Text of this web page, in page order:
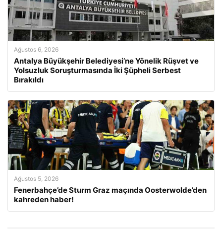
Ağustos 6, 2026
Antalya Büyükşehir Belediyesi’ne Yönelik Rüşvet ve
Yolsuzluk Soruşturmasında İki Şüpheli Serbest
Bırakıldı
Ağustos 5, 2026
Fenerbahçe’de Sturm Graz maçında Oosterwolde’den
kahreden haber!